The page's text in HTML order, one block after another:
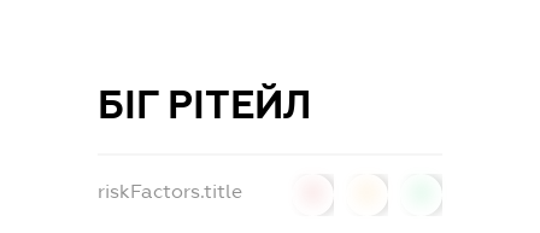
БІГ РІТЕЙЛ
riskFactors.title